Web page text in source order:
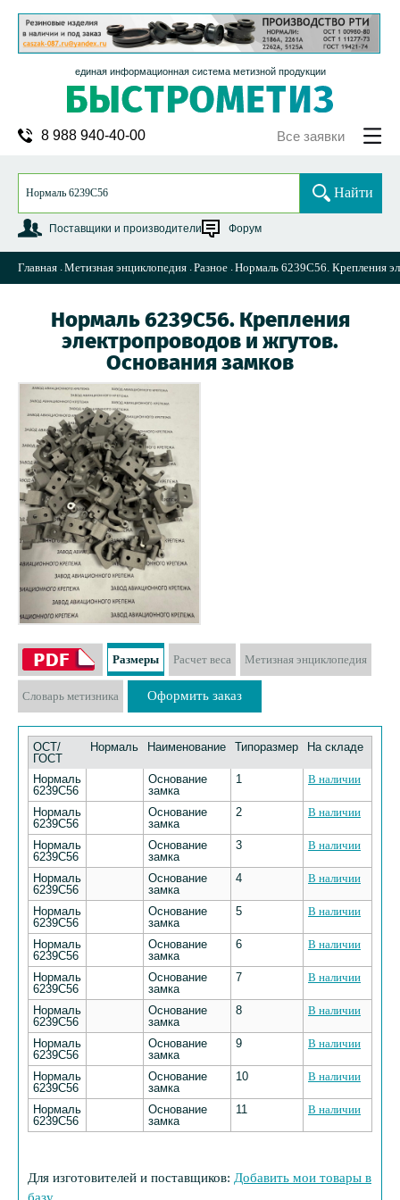
единая информационная система метизной продукции
8 988 940-40-00 Все заявки
Поставщики и производители Форум
Найти
Главная Метизная энциклопедия Разное Нормаль 6239С56. Крепления
Нормаль 6239С56. Крепления
электропроводов и жгутов.
Основания замков
Размеры Расчет веса Метизная энциклопедия
Словарь метизника Оформить заказ
ОСТ/
ГОСТ
Нормаль Наименование Типоразмер На складе
Нормаль
6239С56
Основание
замка
1 В наличии
Нормаль
6239С56
Основание
замка
2 В наличии
Нормаль
6239С56
Основание
замка
3 В наличии
Нормаль
6239С56
Основание
замка
4 В наличии
Нормаль
6239С56
Основание
замка
5 В наличии
Нормаль
6239С56
Основание
замка
6 В наличии
Нормаль
6239С56
Основание
замка
7 В наличии
Нормаль
6239С56
Основание
замка
8 В наличии
Нормаль
6239С56
Основание
замка
9 В наличии
Нормаль
6239С56
Основание
замка
10 В наличии
Нормаль
6239С56
Основание
замка
11 В наличии
Для изготовителей и поставщиков: Добавить мои товары в
базу